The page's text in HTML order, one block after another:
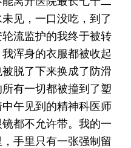
见，一口没吃，到了
流监护的我终于被转
浑身的衣服都被收起
脱了下来换成了防滑
有一切都被撞到了塑
午见到的精神科医师
都不允许带。我的一
手里只有一张强制留